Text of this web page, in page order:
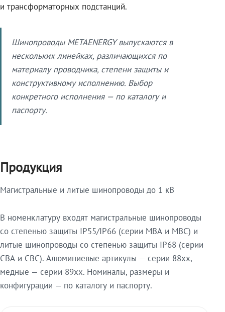
и трансформаторных подстанций.
Шинопроводы METAENERGY выпускаются в
нескольких линейках, различающихся по
материалу проводника, степени защиты и
конструктивному исполнению. Выбор
конкретного исполнения — по каталогу и
паспорту.
Продукция
Магистральные и литые шинопроводы до 1 кВ
В номенклатуру входят магистральные шинопроводы
со степенью защиты IP55/IP66 (серии МВА и МВС) и
литые шинопроводы со степенью защиты IP68 (серии
СВА и СВС). Алюминиевые артикулы — серии 88xx,
медные — серии 89xx. Номиналы, размеры и
конфигурации — по каталогу и паспорту.